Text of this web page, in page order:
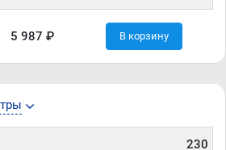
5 987 ₽ В корзину
230